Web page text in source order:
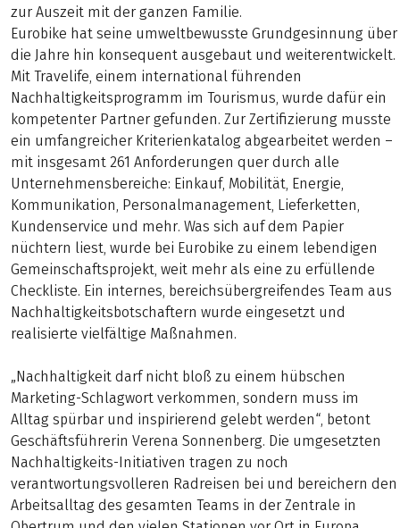
zur Auszeit mit der ganzen Familie.
Eurobike hat seine umweltbewusste Grundgesinnung über
die Jahre hin konsequent ausgebaut und weiterentwickelt.
Mit Travelife, einem international führenden
Nachhaltigkeitsprogramm im Tourismus, wurde dafür ein
kompetenter Partner gefunden. Zur Zertifizierung musste
ein umfangreicher Kriterienkatalog abgearbeitet werden –
mit insgesamt 261 Anforderungen quer durch alle
Unternehmensbereiche: Einkauf, Mobilität, Energie,
Kommunikation, Personalmanagement, Lieferketten,
Kundenservice und mehr. Was sich auf dem Papier
nüchtern liest, wurde bei Eurobike zu einem lebendigen
Gemeinschaftsprojekt, weit mehr als eine zu erfüllende
Checkliste. Ein internes, bereichsübergreifendes Team aus
Nachhaltigkeitsbotschaftern wurde eingesetzt und
realisierte vielfältige Maßnahmen.
„Nachhaltigkeit darf nicht bloß zu einem hübschen
Marketing-Schlagwort verkommen, sondern muss im
Alltag spürbar und inspirierend gelebt werden“, betont
Geschäftsführerin Verena Sonnenberg. Die umgesetzten
Nachhaltigkeits-Initiativen tragen zu noch
verantwortungsvolleren Radreisen bei und bereichern den
Arbeitsalltag des gesamten Teams in der Zentrale in